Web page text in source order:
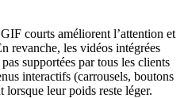
courts améliorent l’attention et
revanche, les vidéos intégrées
supportées par tous les clients
interactifs (carrousels, boutons
lorsque leur poids reste léger.